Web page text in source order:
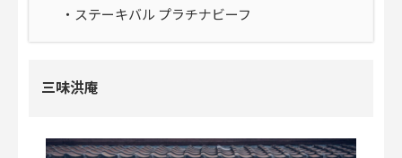
・ステーキバル プラチナビーフ
三味洪庵